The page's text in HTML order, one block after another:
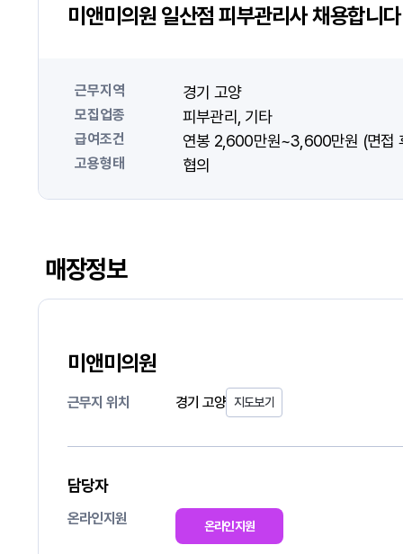
미앤미의원 일산점 피부관리사 채용합니
근무지역 경기 고양
모집업종 피부관리 기타
급여조건 연봉 2,600만원~3,600만원 (면접
고용형태 협의
매장정보
미앤미의원
근무지 위치 경기 고양 지도보기
담당자
온라인지원 온라인지원